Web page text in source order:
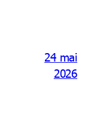
24 mai
2026